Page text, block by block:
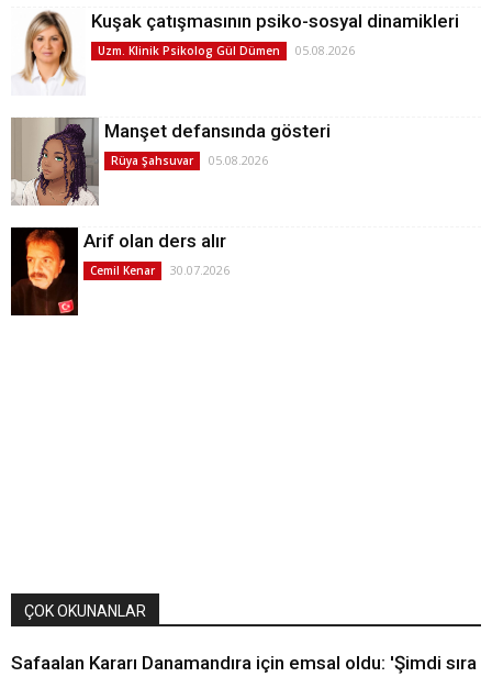
Kuşak çatışmasının psiko-sosyal dinamikleri
Uzm. Klinik Psikolog Gül Dümen 05.08.2026
Manşet defansında gösteri
Rüya Şahsuvar 05.08.2026
Arif olan ders alır
Cemil Kenar 30.07.2026
ÇOK OKUNANLAR
Safaalan Kararı Danamandıra için emsal oldu: 'Şimdi sıra